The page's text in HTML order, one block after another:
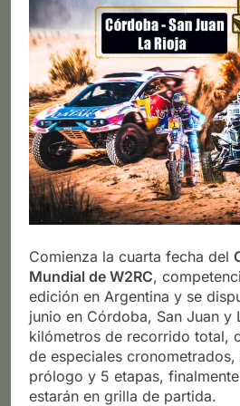
Comienza la cuarta fecha del
Mundial de W2RC,
edición en Argentina y se
junio en Córdoba, San Juan y
kilómetros de recorrido total,
de especiales
prólogo y 5 etapas,
estarán en grilla de partida.